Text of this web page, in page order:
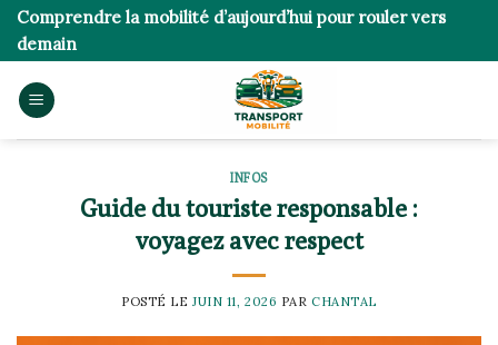
Skip
content
Comprendre la mobilité d’aujourd’hui pour rouler vers
demain
INFOS
Guide du touriste responsable :
voyagez avec respect
POSTÉ LEJUIN 11, 2026 PARCHANTAL